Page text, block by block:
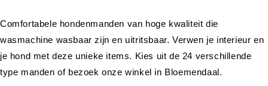
Comfortabele hondenmanden van hoge kwaliteit die
wasmachine wasbaar zijn en uitritsbaar. Verwen je interieur en
je hond met deze unieke items. Kies uit de 24 verschillende
type manden of bezoek onze winkel in Bloemendaal.